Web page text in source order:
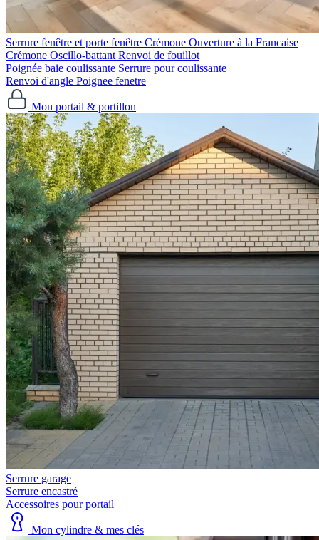
Serrure fenêtre et porte fenêtre Crémone Ouverture à la Francaise
Crémone Oscillo-battant Renvoi de fouillot
Poignée baie coulissante Serrure pour coulissante
Renvoi d'angle Poignee fenetre
Mon portail & portillon
Serrure garage
Serrure encastré
Accessoires pour portail
Mon cylindre & mes clés